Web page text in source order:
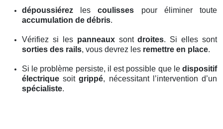
dépoussiérez lescoulisses pour éliminer toute
accumulation de débris.
Vérifiez si les panneauxsontdroites. Si elles sont
sorties des rails, vous devrez les remettre en place.
Si le problème persiste, il est possible que le dispositif
électrique soitgrippé, nécessitant l’intervention d’un
spécialiste.